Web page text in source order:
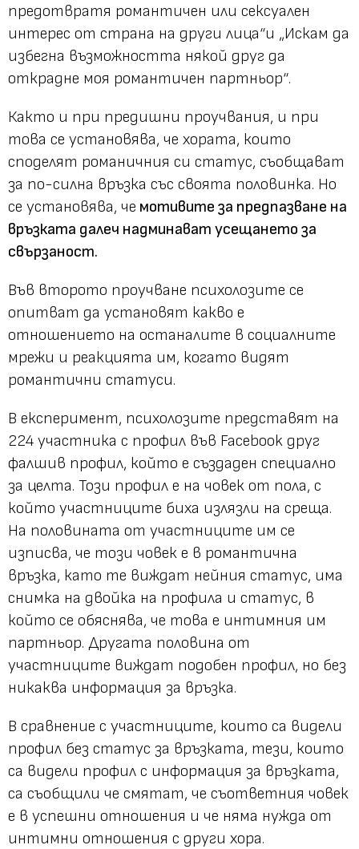
предотвратя романтичен или сексуален
интерес от страна на други лица“и „Искам да
избегна възможността някой друг да
открадне моя романтичен партньор“.
Както и при предишни проучвания, и при
това се установява, че хората, които
споделят романичния си статус, съобщават
за по-силна връзка със своята половинка. Но
се установява, че мотивите за предпазване на
връзката далеч надминават усещането за
свързаност.
Във второто проучване психолозите се
опитват да установят какво е
отношението на останалите в социалните
мрежи и реакцията им, когато видят
романтични статуси.
В експеримент, психолозите представят на
224 участника с профил във Facebook друг
фалшив профил, който е създаден специално
за целта. Този профил е на човек от пола, с
който участниците биха излязли на среща.
На половината от участниците им се
изписва, че този човек е в романтична
връзка, като те виждат нейния статус, има
снимка на двойка на профила и статус, в
който се обяснява, че това е интимния им
партньор. Другата половина от
участниците виждат подобен профил, но без
никаква информация за връзка.
В сравнение с участниците, които са видели
профил без статус за връзката, тези, които
са видели профил с информация за връзката,
са съобщили че смятат, че съответния човек
е в успешни отношения и че няма нужда от
интимни отношения с други хора.